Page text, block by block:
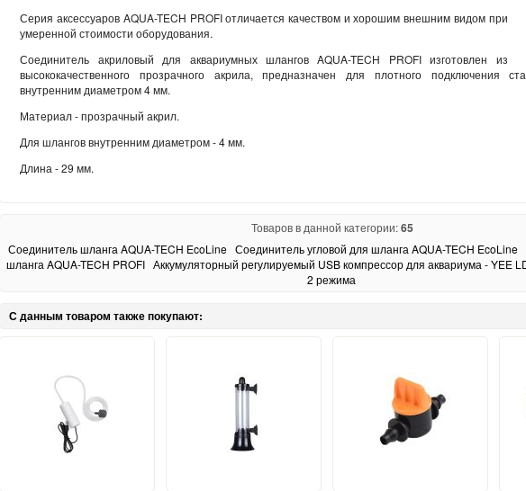
Серия аксессуаров AQUA-TECH PROFI отличается качеством и хорошим внешним видом при
умеренной стоимости оборудования.
Соединитель акриловый для аквариумных шлангов AQUA-TECH PROFI изготовлен из
высококачественного прозрачного акрила, предназначен для плотного подключения
внутренним диаметром 4 мм.
Материал - прозрачный акрил.
Для шлангов внутренним диаметром - 4 мм.
Длина - 29 мм.
Товаров в данной категории:65
Соединитель шланга AQUA-TECH EcoLine Соединитель угловой для шланга AQUA-TECH EcoLine
шланга AQUA-TECH PROFI Аккумуляторный регулируемый USB компрессор для аквариума - YEE
2 режима
С данным товаром также покупают: